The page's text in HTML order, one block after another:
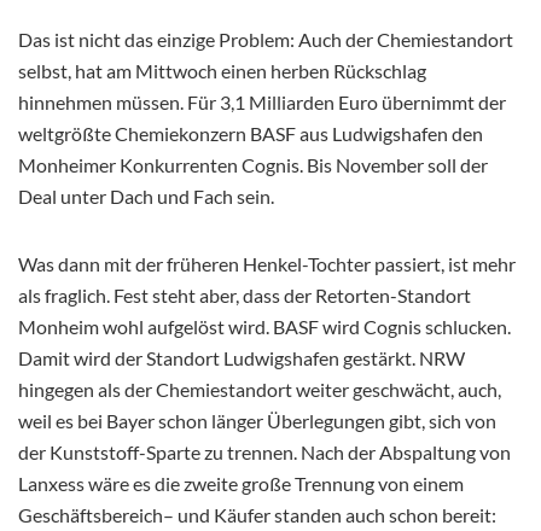
Das ist nicht das einzige Problem: Auch der Chemiestandort
selbst, hat am Mittwoch einen herben Rückschlag
hinnehmen müssen. Für 3,1 Milliarden Euro übernimmt der
weltgrößte Chemiekonzern BASF aus Ludwigshafen den
Monheimer Konkurrenten Cognis. Bis November soll der
Deal unter Dach und Fach sein.
Was dann mit der früheren Henkel-Tochter passiert, ist mehr
als fraglich. Fest steht aber, dass der Retorten-Standort
Monheim wohl aufgelöst wird. BASF wird Cognis schlucken.
Damit wird der Standort Ludwigshafen gestärkt. NRW
hingegen als der Chemiestandort weiter geschwächt, auch,
weil es bei Bayer schon länger Überlegungen gibt, sich von
der Kunststoff-Sparte zu trennen. Nach der Abspaltung von
Lanxess wäre es die zweite große Trennung von einem
Geschäftsbereich– und Käufer standen auch schon bereit: